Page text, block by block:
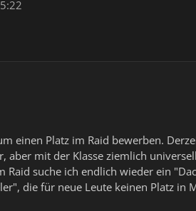
einen Platz im Raid bewerben.
aber mit der Klasse ziemlich
Raid suche ich endlich wieder ein
die für neue Leute keinen Platz